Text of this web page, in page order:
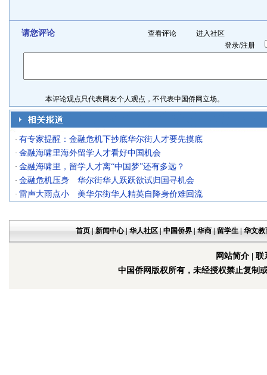
请您评论 查看评论
进入社区
登录/注册
本评论观点只代表网友个人观点，不代表中国侨网立场。
· 有专家提醒：金融危机下抄底华尔街人才要先摸底
· 金融海啸里海外留学人才看好中国机会
· 金融海啸里，留学人才离“中国梦”还有多远？
· 金融危机压身 华尔街华人跃跃欲试归国寻机会
· 雷声大雨点小 美华尔街华人精英自降身价难回流
首页| 新闻中心| 华人社区| 中国侨界| 华商| 留学生| 华文教
网站简介| 联
中国侨网版权所有，未经授权禁止复制